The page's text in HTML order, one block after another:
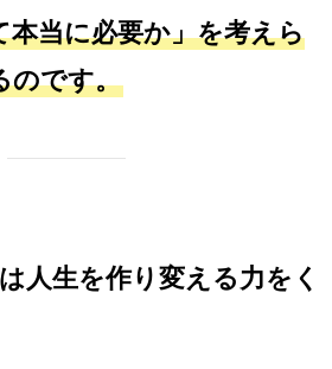
本当に必要か」を考えら
のです。
人生を作り変える力をく